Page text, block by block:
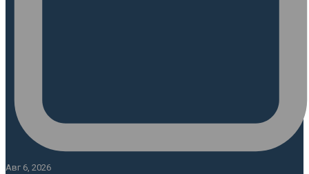
Авг 6, 2026